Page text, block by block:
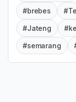
#brebes
#Jateng
#semarang